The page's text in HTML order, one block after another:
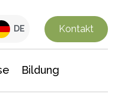
DE Kontakt
Bildung